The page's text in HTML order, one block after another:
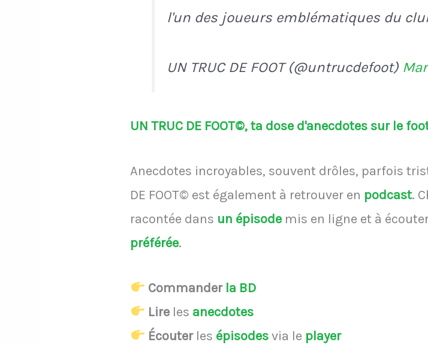
l'un des joueurs emblématiques du
UN TRUC DE FOOT (@untrucdefoot)
UN TRUC DE FOOT©, ta dose d'anecdotes sur le
Anecdotes incroyables, souvent drôles, parfois
DE FOOT© est également à retrouver en podcast.
racontée dans un épisode mis en ligne et à
préférée.
Commander la BD
Lire les anecdotes
Écouterles épisodesvia le player